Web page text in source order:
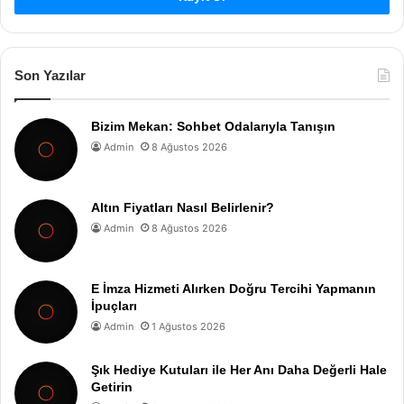
Son Yazılar
Bizim Mekan: Sohbet Odalarıyla Tanışın
Admin 8 Ağustos 2026
Altın Fiyatları Nasıl Belirlenir?
Admin 8 Ağustos 2026
E İmza Hizmeti Alırken Doğru Tercihi Yapmanın
İpuçları
Admin 1 Ağustos 2026
Şık Hediye Kutuları ile Her Anı Daha Değerli Hale
Getirin